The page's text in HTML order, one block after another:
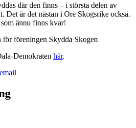
där den finns – i största delen av
Det är det nästan i Ore Skogsrike också.
ännu finns kvar!
föreningen Skydda Skogen
Demokraten här.